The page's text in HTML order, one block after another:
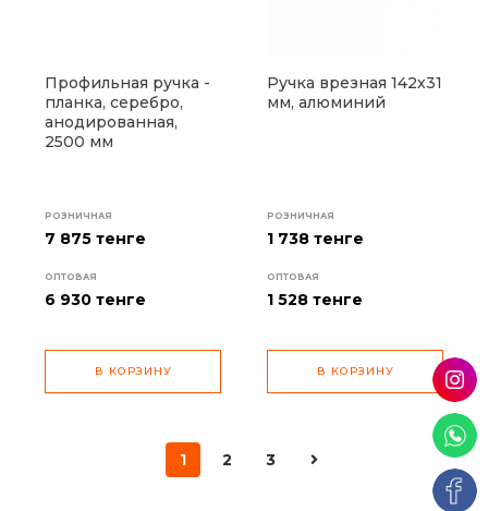
Профильная ручка -
планка, серебро,
анодированная,
2500 мм
РОЗНИЧНАЯ
7 875 тенге
ОПТОВАЯ
6 930 тенге
В КОРЗИНУ
Ручка врезная 142х31
мм, алюминий
РОЗНИЧНАЯ
1 738 тенге
ОПТОВАЯ
1 528 тенге
В КОРЗИНУ
1 2 3